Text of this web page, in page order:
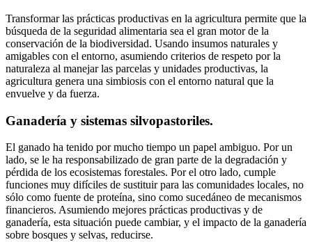
Transformar las prácticas productivas en la agricultura permite que la
búsqueda de la seguridad alimentaria sea el gran motor de la
conservación de la biodiversidad. Usando insumos naturales y
amigables con el entorno, asumiendo criterios de respeto por la
naturaleza al manejar las parcelas y unidades productivas, la
agricultura genera una simbiosis con el entorno natural que la
envuelve y da fuerza.
Ganadería y sistemas silvopastoriles.
El ganado ha tenido por mucho tiempo un papel ambiguo. Por un
lado, se le ha responsabilizado de gran parte de la degradación y
pérdida de los ecosistemas forestales. Por el otro lado, cumple
funciones muy difíciles de sustituir para las comunidades locales, no
sólo como fuente de proteína, sino como sucedáneo de mecanismos
financieros. Asumiendo mejores prácticas productivas y de
ganadería, esta situación puede cambiar, y el impacto de la ganadería
sobre bosques y selvas, reducirse.